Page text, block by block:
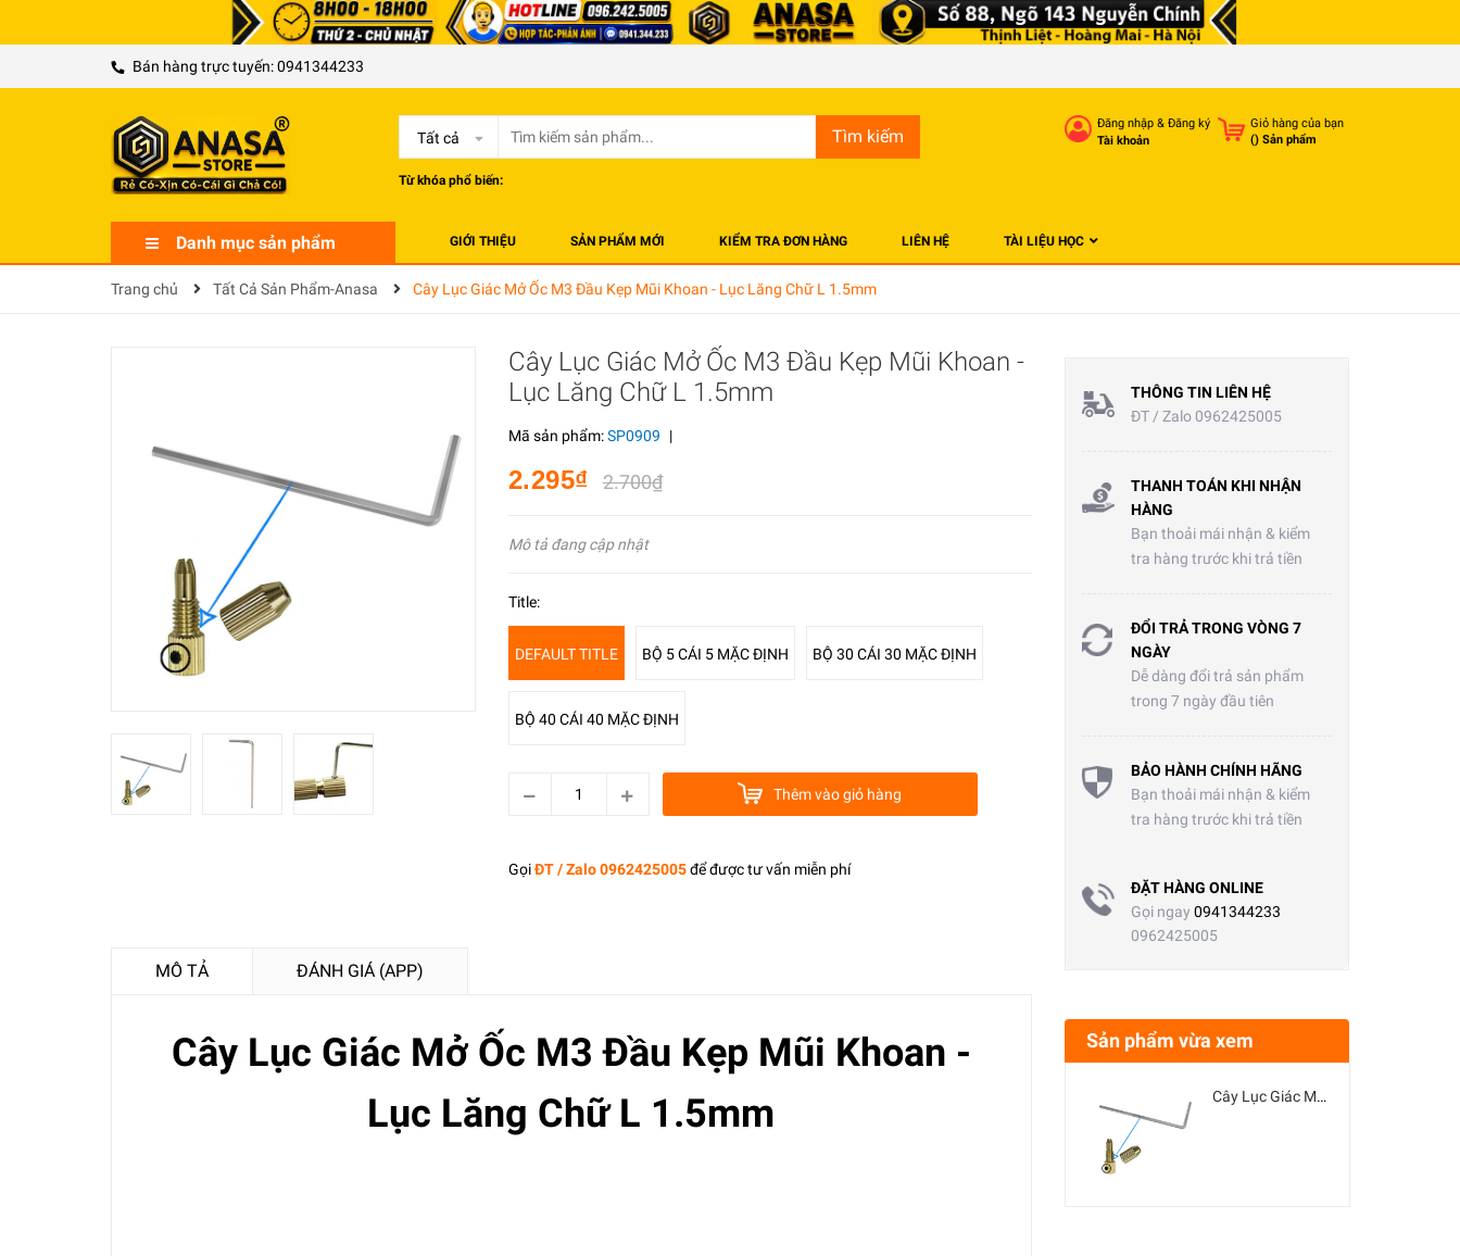
Bán hàng trực tuyến:0941344233
Tất cả Tìm kiếm
Từ khóa phổ biến:
Đăng nhập& Đăng ký
Tài khoản
Giỏ hàng của bạn
() Sản phẩm
Danh mục sản phẩm GIỚI THIỆU SẢN PHẨM MỚI KIỂM TRA ĐƠN HÀNG LIÊN HỆ TÀI LIỆU HỌC
Trang chủ Tất Cả Sản Phẩm-Anasa Cây Lục Giác Mở Ốc M3 Đầu Kẹp Mũi Khoan - Lục Lăng Chữ L 1.5mm
Cây Lục Giác Mở Ốc M3 Đầu Kẹp Mũi Khoan -
Lục Lăng Chữ L 1.5mm
Mã sản phẩm:SP0909 |
2.295₫ 2.700₫
Mô tả đang cập nhật
Title:
DEFAULT TITLE BỘ 5 CÁI 5 MẶC ĐỊNH BỘ 30 CÁI 30 MẶC ĐỊNH
BỘ 40 CÁI 40 MẶC ĐỊNH
Thêm vào giỏ hàng
GọiĐT / Zalo 0962425005để được tư vấn miễn phí
MÔ TẢ ĐÁNH GIÁ (APP)
Cây Lục Giác Mở Ốc M3 Đầu Kẹp Mũi Khoan -
Lục Lăng Chữ L 1.5mm
THÔNG TIN LIÊN HỆ
ĐT / Zalo 0962425005
THANH TOÁN KHI NHẬN
HÀNG
Bạn thoải mái nhận & kiểm
tra hàng trước khi trả tiền
ĐỔI TRẢ TRONG VÒNG 7
NGÀY
Dễ dàng đổi trả sản phẩm
trong 7 ngày đầu tiên
BẢO HÀNH CHÍNH HÃNG
Bạn thoải mái nhận & kiểm
tra hàng trước khi trả tiền
ĐẶT HÀNG ONLINE
Gọi ngay 0941344233
0962425005
Sản phẩm vừa xem
Cây Lục Giác Mở Ốc M3 Đầu Kẹp Mũi Khoan - Lục Lăng Chữ L 1.5mm